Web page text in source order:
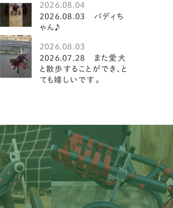
マルチーズ
豆柴犬
シーズー 21
シーズー
キャバリア
ダックスフンド 19
イタリアングレイハウンド 2
ミニチュアシュナウザー 8
2026.08.04
2026.08.03 バディち
ゃん♪
2026.08.03
2026.07.28 また愛犬
と散歩することができ、と
ても嬉しいです。